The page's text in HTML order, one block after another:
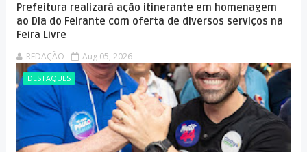
Prefeitura realizará ação itinerante em homenagem
ao Dia do Feirante com oferta de diversos serviços na
Feira Livre
REDAÇÃO Aug 05, 2026
DESTAQUES